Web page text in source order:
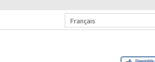
Français